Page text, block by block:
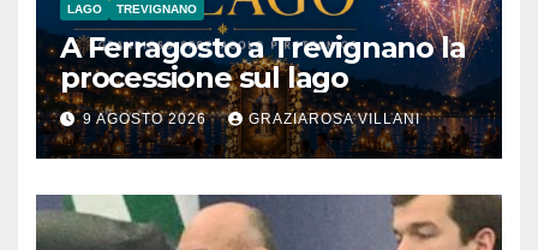
LAGO TREVIGNANO
A Ferragosto a Trevignano la
processione sul lago
9 AGOSTO 2026 GRAZIAROSA VILLANI